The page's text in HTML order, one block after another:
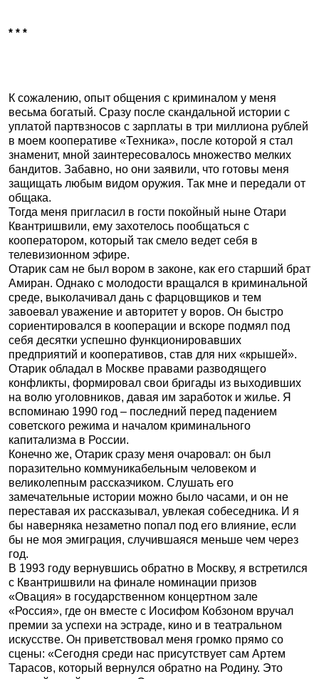
* * *
К сожалению, опыт общения с криминалом у меня
весьма богатый. Сразу после скандальной истории с
уплатой партвзносов с зарплаты в три миллиона рублей
в моем кооперативе «Техника», после которой я стал
знаменит, мной заинтересовалось множество мелких
бандитов. Забавно, но они заявили, что готовы меня
защищать любым видом оружия. Так мне и передали от
общака.
Тогда меня пригласил в гости покойный ныне Отари
Квантришвили, ему захотелось пообщаться с
кооператором, который так смело ведет себя в
телевизионном эфире.
Отарик сам не был вором в законе, как его старший брат
Амиран. Однако с молодости вращался в криминальной
среде, выколачивал дань с фарцовщиков и тем
завоевал уважение и авторитет у воров. Он быстро
сориентировался в кооперации и вскоре подмял под
себя десятки успешно функционировавших
предприятий и кооперативов, став для них «крышей».
Отарик обладал в Москве правами разводящего
конфликты, формировал свои бригады из выходивших
на волю уголовников, давая им заработок и жилье. Я
вспоминаю 1990 год – последний перед падением
советского режима и началом криминального
капитализма в России.
Конечно же, Отарик сразу меня очаровал: он был
поразительно коммуникабельным человеком и
великолепным рассказчиком. Слушать его
замечательные истории можно было часами, и он не
переставая их рассказывал, увлекая собеседника. И я
бы наверняка незаметно попал под его влияние, если
бы не моя эмиграция, случившаяся меньше чем через
год.
В 1993 году вернувшись обратно в Москву, я встретился
с Квантришвили на финале номинации призов
«Овация» в государственном концертном зале
«Россия», где он вместе с Иосифом Кобзоном вручал
премии за успехи на эстраде, кино и в театральном
искусстве. Он приветствовал меня громко прямо со
сцены: «Сегодня среди нас присутствует сам Артем
Тарасов, который вернулся обратно на Родину. Это